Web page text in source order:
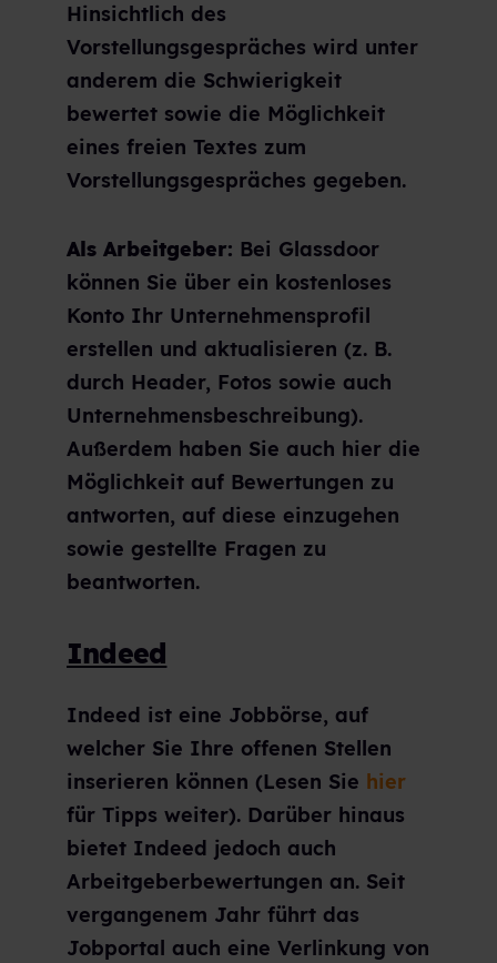
Hinsichtlich des
Vorstellungsgespräches wird unter
anderem die Schwierigkeit
bewertet sowie die Möglichkeit
eines freien Textes zum
Vorstellungsgespräches gegeben.
Als Arbeitgeber: Bei Glassdoor
können Sie über ein kostenloses
Konto Ihr Unternehmensprofil
erstellen und aktualisieren (z. B.
durch Header, Fotos sowie auch
Unternehmensbeschreibung).
Außerdem haben Sie auch hier die
Möglichkeit auf Bewertungen zu
antworten, auf diese einzugehen
sowie gestellte Fragen zu
beantworten.
Indeed
Indeed ist eine Jobbörse, auf
welcher Sie Ihre offenen Stellen
inserieren können (Lesen Sie hier
für Tipps weiter). Darüber hinaus
bietet Indeed jedoch auch
Arbeitgeberbewertungen an. Seit
vergangenem Jahr führt das
Jobportal auch eine Verlinkung von